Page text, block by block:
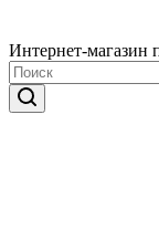
Интернет-магазин